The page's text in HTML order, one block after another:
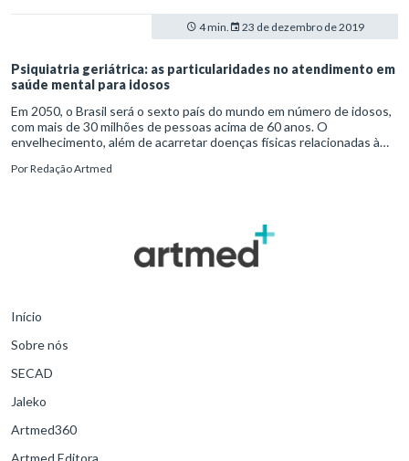
4 min. 23 de dezembro de 2019
Psiquiatria geriátrica: as particularidades no atendimento em
saúde mental para idosos
Em 2050, o Brasil será o sexto país do mundo em número de idosos,
com mais de 30 milhões de pessoas acima de 60 anos. O
envelhecimento, além de acarretar doenças físicas relacionadas à
de vida do indivíduo. A combinação entre alterações biológicas e
PorRedação Artmed
Início
Sobre nós
SECAD
Jaleko
Artmed360
Artmed Editora